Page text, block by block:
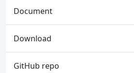
Document
Download
GitHub repo